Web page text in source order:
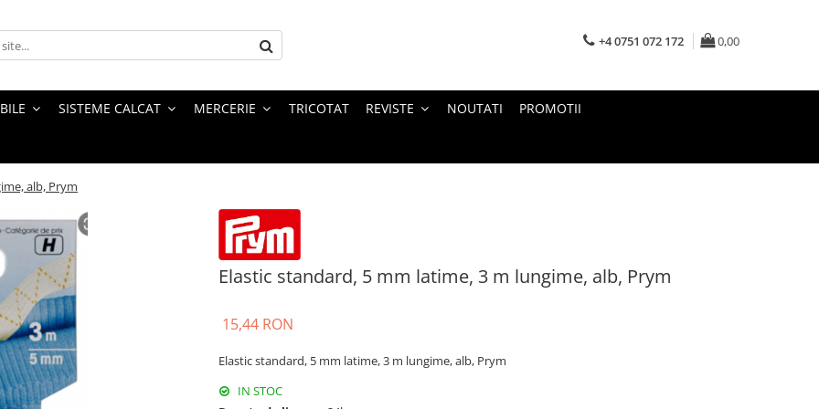
+4 0751 072 172 0,00
SISTEME CALCAT MERCERIE TRICOTAT REVISTE NOUTATI PROMOTII
alb, Prym
Elastic standard, 5 mm latime, 3 m lungime, alb, Prym
15,44 RON
Elastic standard, 5 mm latime, 3 m lungime, alb, Prym
IN STOC